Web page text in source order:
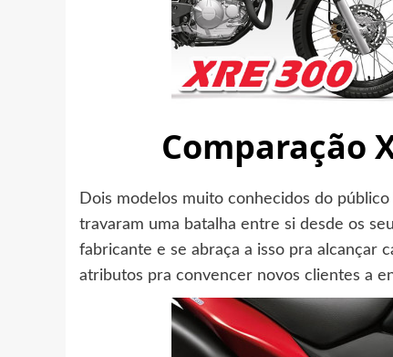
Comparação
Dois modelos muito conhecidos do
travaram uma batalha entre si desde os
fabricante e se abraça a isso pra alcançar
atributos pra convencer novos clientes a